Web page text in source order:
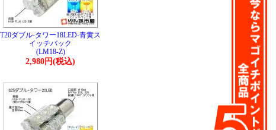
T20ダブル-タワー18LED-青黄ス
イッチバック
(LM18-Z)
2,980円(税込)